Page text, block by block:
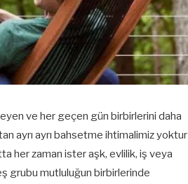
ve her geçen gün birbirlerini daha
ayrı ayrı bahsetme ihtimalimiz yoktur
her zaman ister aşk, evlilik, iş veya
grubu mutluluğun birbirlerinde